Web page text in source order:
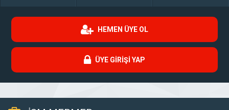
HEMEN ÜYE OL
ÜYE GİRİŞİ YAP